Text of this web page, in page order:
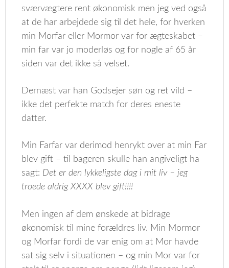
sværvægtere rent økonomisk men jeg ved også
at de har arbejdede sig til det hele, for hverken
min Morfar eller Mormor var for ægteskabet –
min far var jo moderløs og for nogle af 65 år
siden var det ikke så velset.
Dernæst var han Godsejer søn og ret vild –
ikke det perfekte match for deres eneste
datter.
Min Farfar var derimod henrykt over at min Far
blev gift – til bageren skulle han angiveligt ha
sagt: Det er den lykkeligste dag i mit liv – jeg
troede aldrig XXXX blev gift!!!!
Men ingen af dem ønskede at bidrage
økonomisk til mine forældres liv. Min Mormor
og Morfar fordi de var enig om at Mor havde
sat sig selv i situationen – og min Mor var for